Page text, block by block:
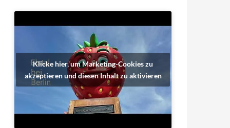
Klicke hier, um Marketing-Cookies zu
akzeptieren und diesen Inhalt zu aktivieren